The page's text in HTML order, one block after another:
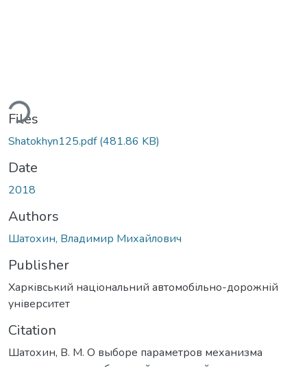
Files
Shatokhyn125.pdf(481.86 KB)
Date
2018
Authors
Шатохин, Владимир Михайлович
Publisher
Харківський національний автомобільно-дорожній
університет
Citation
Шатохин, В. М. О выборе параметров механизма